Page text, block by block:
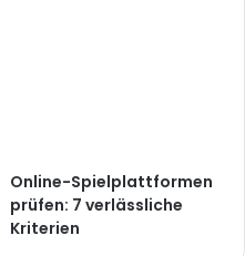
Online-Spielplattformen
prüfen: 7 verlässliche
Kriterien